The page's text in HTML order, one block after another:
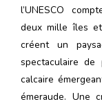
l’UNESCO
deux mille îles
créent un
spectaculaire de
calcaire
émeraude. Une